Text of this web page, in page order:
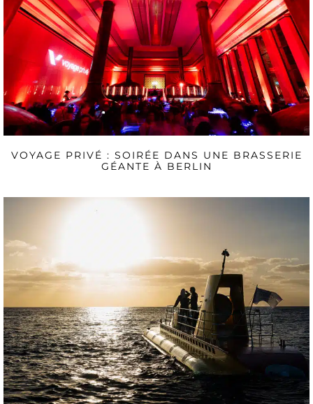
VOYAGE PRIVÉ : SOIRÉE DANS UNE BRASSERIE
GÉANTE À BERLIN